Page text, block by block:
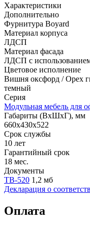
Характеристики
Дополнительно
Фурнитура Boyard
Материал корпуса
ЛДСП
Материал фасада
ЛДСП с
Цветовое исполнение
Вишня оксфорд / Орех
темный
Серия
Модульная мебель для
Габариты (ВхШхГ), мм
660х430х522
Срок службы
10 лет
Гарантийный срок
18 мес.
Документы
ТВ-520 1,2 мб
Декларация о
Оплата